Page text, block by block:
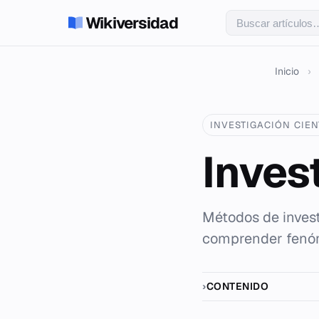
Wikiversidad
Inicio ›
INVESTIGACIÓN
Métodos de
comprender
CONTENIDO